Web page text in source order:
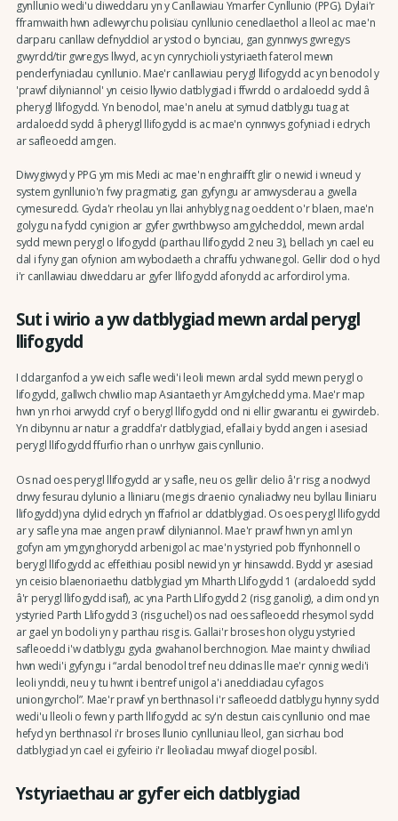
gynllunio wedi'u diweddaru yn y Canllawiau Ymarfer Cynllunio (PPG). Dylai'r
fframwaith hwn adlewyrchu polisïau cynllunio cenedlaethol a lleol ac mae'n
darparu canllaw defnyddiol ar ystod o bynciau, gan gynnwys gwregys
gwyrdd/tir gwregys llwyd, ac yn cynrychioli ystyriaeth faterol mewn
penderfyniadau cynllunio. Mae'r canllawiau perygl llifogydd ac yn benodol y
'prawf dilyniannol' yn ceisio llywio datblygiad i ffwrdd o ardaloedd sydd â
pherygl llifogydd. Yn benodol, mae'n anelu at symud datblygu tuag at
ardaloedd sydd â pherygl llifogydd is ac mae'n cynnwys gofyniad i edrych
ar safleoedd amgen.
Diwygiwyd y PPG ym mis Medi ac mae'n enghraifft glir o newid i wneud y
system gynllunio'n fwy pragmatig, gan gyfyngu ar amwysderau a gwella
cymesuredd. Gyda'r rheolau yn llai anhyblyg nag oeddent o'r blaen, mae'n
golygu na fydd cynigion ar gyfer gwrthbwyso amgylcheddol, mewn ardal
sydd mewn perygl o lifogydd (parthau llifogydd 2 neu 3), bellach yn cael eu
dal i fyny gan ofynion am wybodaeth a chraffu ychwanegol. Gellir dod o hyd
i'r canllawiau diweddaru ar gyfer llifogydd afonydd ac arfordirol yma.
Sut i wirio a yw datblygiad mewn ardal perygl
llifogydd
I ddarganfod a yw eich safle wedi'i leoli mewn ardal sydd mewn perygl o
lifogydd, gallwch chwilio map Asiantaeth yr Amgylchedd yma. Mae'r map
hwn yn rhoi arwydd cryf o berygl llifogydd ond ni ellir gwarantu ei gywirdeb.
Yn dibynnu ar natur a graddfa'r datblygiad, efallai y bydd angen i asesiad
perygl llifogydd ffurfio rhan o unrhyw gais cynllunio.
Os nad oes perygl llifogydd ar y safle, neu os gellir delio â'r risg a nodwyd
drwy fesurau dylunio a lliniaru (megis draenio cynaliadwy neu byllau lliniaru
llifogydd) yna dylid edrych yn ffafriol ar ddatblygiad. Os oes perygl llifogydd
ar y safle yna mae angen prawf dilyniannol. Mae'r prawf hwn yn aml yn
gofyn am ymgynghorydd arbenigol ac mae'n ystyried pob ffynhonnell o
berygl llifogydd ac effeithiau posibl newid yn yr hinsawdd. Bydd yr asesiad
yn ceisio blaenoriaethu datblygiad ym Mharth Llifogydd 1 (ardaloedd sydd
â'r perygl llifogydd isaf), ac yna Parth Llifogydd 2 (risg ganolig), a dim ond yn
ystyried Parth Llifogydd 3 (risg uchel) os nad oes safleoedd rhesymol sydd
ar gael yn bodoli yn y parthau risg is. Gallai'r broses hon olygu ystyried
safleoedd i'w datblygu gyda gwahanol berchnogion. Mae maint y chwiliad
hwn wedi'i gyfyngu i “ardal benodol tref neu ddinas lle mae'r cynnig wedi'i
leoli ynddi, neu y tu hwnt i bentref unigol a'i aneddiadau cyfagos
uniongyrchol”. Mae'r prawf yn berthnasol i'r safleoedd datblygu hynny sydd
wedi'u lleoli o fewn y parth llifogydd ac sy'n destun cais cynllunio ond mae
hefyd yn berthnasol i'r broses llunio cynlluniau lleol, gan sicrhau bod
datblygiad yn cael ei gyfeirio i'r lleoliadau mwyaf diogel posibl.
Ystyriaethau ar gyfer eich datblygiad